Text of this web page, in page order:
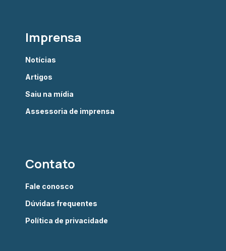
Imprensa
Notícias
Artigos
Saiu na mídia
Assessoria de imprensa
Contato
Fale conosco
Dúvidas frequentes
Política de privacidade